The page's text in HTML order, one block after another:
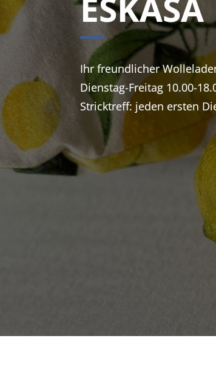
Ihr freundlicher
Dienstag-Freitag 10.00-
Stricktreff: jeden ersten